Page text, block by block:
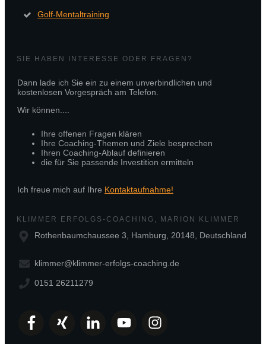
Golf-Mentaltraining
SIE HABEN INTERESSE ODER FRAGEN?
Dann lade ich Sie ein zu einem unverbindlichen und
kostenlosen Vorgespräch am Telefon.
Wir können....
Ihre offenen Fragen klären
Ihre Coaching-Themen und Ziele besprechen
Ihren Coaching-Ablauf definieren
die für Sie passende Investition ermitteln
Ich freue mich auf Ihre Kontaktaufnahme!
KLIMMER ERFOLGS-COACHING, MARION KLIMMER
Rothenbaumchaussee 3, Hamburg, 20148, Deutschland
klimmer@klimmer-erfolgs-coaching.de
0151 26211279